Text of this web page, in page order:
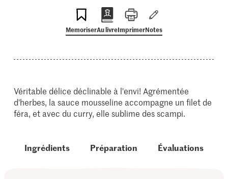
MemoriserAu livreImprimerNotes
Véritable délice déclinable à l'envi! Agrémentée
d'herbes, la sauce mousseline accompagne un filet de
féra, et avec du curry, elle sublime des scampi.
Ingrédients Préparation Évaluations